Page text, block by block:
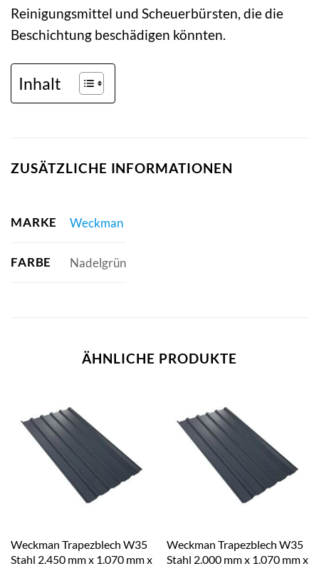
Reinigungsmittel und Scheuerbürsten, die die
Beschichtung beschädigen könnten.
Inhalt
ZUSÄTZLICHE INFORMATIONEN
MARKE Weckman
FARBE Nadelgrün
ÄHNLICHE PRODUKTE
Weckman Trapezblech W35
Stahl 2.450 mm x 1.070 mm x
Weckman Trapezblech W35
Stahl 2.000 mm x 1.070 mm x